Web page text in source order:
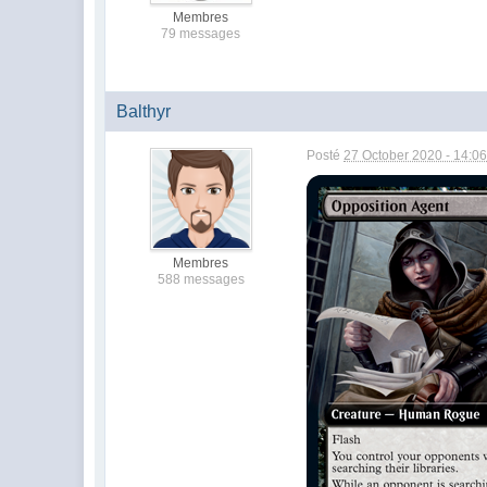
Membres
79 messages
Balthyr
Membres
588 messages
Posté27 October 2020 - 14:06